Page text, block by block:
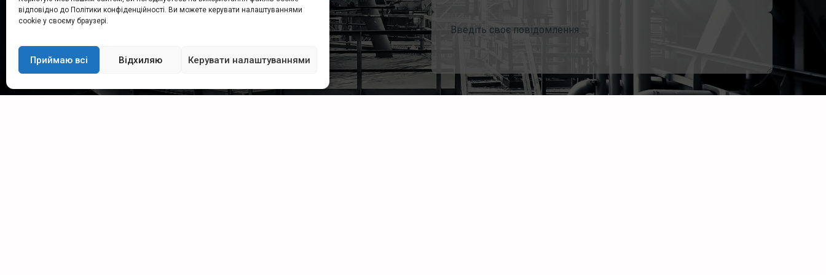
відповідно до Політики конфіденційності. Ви можете керувати налаштуваннями
cookie у своєму браузері.
Приймаю всі Відхиляю Керувати налаштуваннями
безпосередньо на sales@esmil.eu